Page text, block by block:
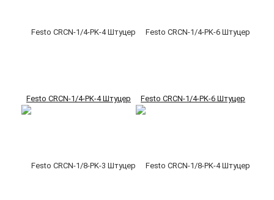
Festo CRCN-1/4-PK-4 Штуцер Festo CRCN-1/4-PK-6 Штуцер